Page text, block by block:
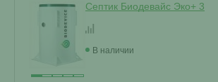
Септик Биодевайс Эко+ 3
В наличии